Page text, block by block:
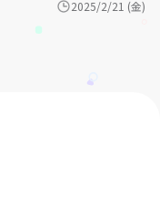
2025/2/21 (金)